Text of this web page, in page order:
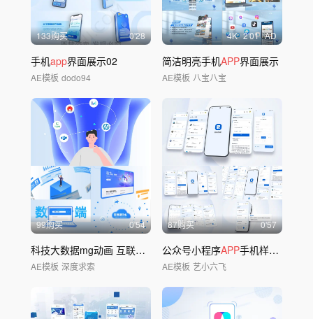
133购买 0'28
手机app界面展示02
AE模板 dodo94
4K 2'01 AD
简洁明亮手机APP界面展示
AE模板 八宝八宝
99购买 0'54
科技大数据mg动画 互联网mg
AE模板 深度求索
87购买 0'57
公众号小程序APP手机样机界面展示
AE模板 艺小六飞